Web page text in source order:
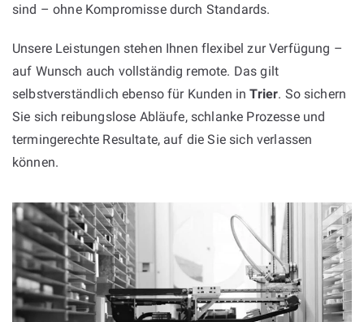
sind – ohne Kompromisse durch Standards.
Unsere Leistungen stehen Ihnen flexibel zur Verfügung –
auf Wunsch auch vollständig remote. Das gilt
selbstverständlich ebenso für Kunden inTrier. So sichern
Sie sich reibungslose Abläufe, schlanke Prozesse und
termingerechte Resultate, auf die Sie sich verlassen
können.